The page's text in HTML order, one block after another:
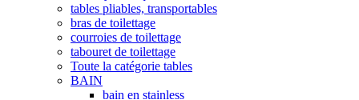
tables pliables, transportables
bras de toilettage
courroies de toilettage
tabouret de toilettage
Toute la catégorie tables
BAIN
bain en stainless